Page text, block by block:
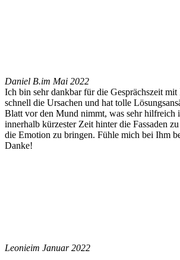
Daniel B.im Mai 2022
Ich bin sehr dankbar für die Gesprächszeit
schnell die Ursachen und hat tolle
Blatt vor den Mund nimmt, was sehr hilfreich
innerhalb kürzester Zeit hinter die Fassaden
die Emotion zu bringen. Fühle mich bei Ihm
Danke!
Leonieim Januar 2022